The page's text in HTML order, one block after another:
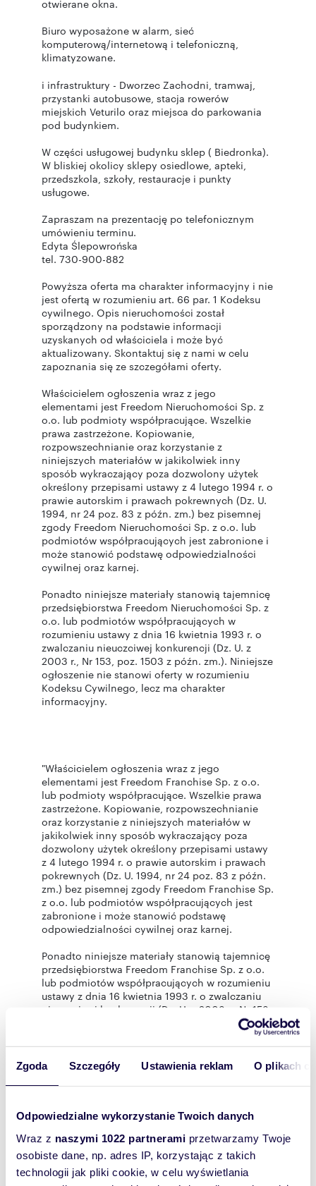
Zgoda Szczegóły Ustawienia reklam O plikach
Odpowiedzialne wykorzystanie Twoich danych
Wraz z naszymi 1022 partnerami przetwarzamy Twoje
osobiste dane, np. adres IP, korzystając z takich
technologii jak pliki cookie, w celu wyświetlania
otwierane okna.
Biuro wyposażone w alarm, sieć
komputerową/internetową i telefoniczną,
klimatyzowane.
i infrastruktury - Dworzec Zachodni, tramwaj,
przystanki autobusowe, stacja rowerów
miejskich Veturilo oraz miejsca do parkowania
pod budynkiem.
W części usługowej budynku sklep ( Biedronka).
W bliskiej okolicy sklepy osiedlowe, apteki,
przedszkola, szkoły, restauracje i punkty
usługowe.
Zapraszam na prezentację po telefonicznym
umówieniu terminu.
Edyta Ślepowrońska
tel. 730-900-882
Powyższa oferta ma charakter informacyjny i nie
jest ofertą w rozumieniu art. 66 par. 1 Kodeksu
cywilnego. Opis nieruchomości został
sporządzony na podstawie informacji
uzyskanych od właściciela i może być
aktualizowany. Skontaktuj się z nami w celu
zapoznania się ze szczegółami oferty.
Właścicielem ogłoszenia wraz z jego
elementami jest Freedom Nieruchomości Sp. z
o.o. lub podmioty współpracujące. Wszelkie
prawa zastrzeżone. Kopiowanie,
rozpowszechnianie oraz korzystanie z
niniejszych materiałów w jakikolwiek inny
sposób wykraczający poza dozwolony użytek
określony przepisami ustawy z 4 lutego 1994 r. o
prawie autorskim i prawach pokrewnych (Dz. U.
1994, nr 24 poz. 83 z późn. zm.) bez pisemnej
zgody Freedom Nieruchomości Sp. z o.o. lub
podmiotów współpracujących jest zabronione i
może stanowić podstawę odpowiedzialności
cywilnej oraz karnej.
Ponadto niniejsze materiały stanowią tajemnicę
przedsiębiorstwa Freedom Nieruchomości Sp. z
o.o. lub podmiotów współpracujących w
rozumieniu ustawy z dnia 16 kwietnia 1993 r. o
zwalczaniu nieuczciwej konkurencji (Dz. U. z
2003 r., Nr 153, poz. 1503 z późn. zm.). Niniejsze
ogłoszenie nie stanowi oferty w rozumieniu
Kodeksu Cywilnego, lecz ma charakter
informacyjny.
"Właścicielem ogłoszenia wraz z jego
elementami jest Freedom Franchise Sp. z o.o.
lub podmioty współpracujące. Wszelkie prawa
zastrzeżone. Kopiowanie, rozpowszechnianie
oraz korzystanie z niniejszych materiałów w
jakikolwiek inny sposób wykraczający poza
dozwolony użytek określony przepisami ustawy
z 4 lutego 1994 r. o prawie autorskim i prawach
pokrewnych (Dz. U. 1994, nr 24 poz. 83 z późn.
zm.) bez pisemnej zgody Freedom Franchise Sp.
z o.o. lub podmiotów współpracujących jest
zabronione i może stanowić podstawę
odpowiedzialności cywilnej oraz karnej.
Ponadto niniejsze materiały stanowią tajemnicę
przedsiębiorstwa Freedom Franchise Sp. z o.o.
lub podmiotów współpracujących w rozumieniu
ustawy z dnia 16 kwietnia 1993 r. o zwalczaniu
nieuczciwej konkurencji (Dz. U. z 2003 r., Nr 153,
poz. 1503 z późn. zm.). Niniejsze ogłoszenie nie
Cywilnego, lecz ma charakter informacyjny."
Oferta wysłana z programu dla biur
nieruchomości ASARI CRM (asaricrm.com)
Rozwiń opis